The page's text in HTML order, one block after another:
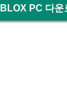
시하고, 거대
대의 사용자
PC 다운